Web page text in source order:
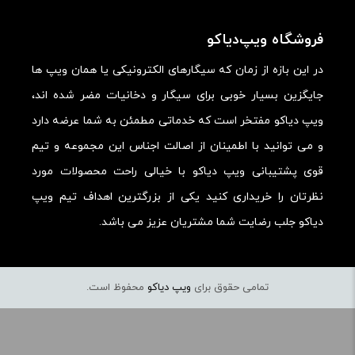
aminf8018 مالک تایید شده – آذر 3, 1401
–
پاسخ
تازه سفارش دادم
ولی تو یک سایت دیگه به مبلغ ۶۰۰ت دیدم
نمی‌دونم واقعا چی بگم
فروشگاه ویپ‌دیاکو
در این بازه از زمان که سیگارهای الکترونیکی یا همان ویپ ها
جایگزین بسیار خوبی برای سیگار و دخانیات مضر شده اند،
ویپ دیاکو مفتخر است که خدماتی مطمئن به شما عرضه دارد
و می توانید با اطمینان از اصالت اجناس این مجموعه و تیم
قوی پشتیبانی ویپ دیاکو با خیالی راحت محصولات مورد
نظرتان را خریداری کنید یکی از بزرگترین اهداف تیم ویپ
دیاکو جلب رضایت شما مشتریان عزیز می باشد.
تمامی حقوق برای ویپ دیاکو محفوظ است.